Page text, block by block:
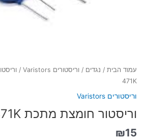
עמוד הבית / נגדים / וריסטורים Varistors
471K
וריסטורים Varistors
וריסטור חומצת מתכת JVR-7N 471K
₪15